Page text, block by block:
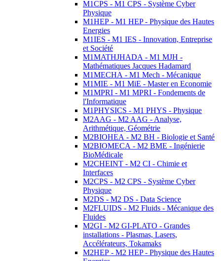
M1CPS - M1 CPS - Système Cyber
Physique
M1HEP - M1 HEP - Physique des Hautes
Energies
M1IES - M1 IES - Innovation, Entreprise
et Société
M1MATHJHADA - M1 MJH -
Mathématiques Jacques Hadamard
M1MECHA - M1 Mech - Mécanique
M1MIE - M1 MiE - Master en Economie
M1MPRI - M1 MPRI - Fondements de
l'Informatique
M1PHYSICS - M1 PHYS - Physique
M2AAG - M2 AAG - Analyse,
Arithmétique, Géométrie
M2BIOHEA - M2 BH - Biologie et Santé
M2BIOMECA - M2 BME - Ingénierie
BioMédicale
M2CHEINT - M2 CI - Chimie et
Interfaces
M2CPS - M2 CPS - Système Cyber
Physique
M2DS - M2 DS - Data Science
M2FLUIDS - M2 Fluids - Mécanique des
Fluides
M2GI - M2 GI-PLATO - Grandes
installations - Plasmas, Lasers,
Accélérateurs, Tokamaks
M2HEP - M2 HEP - Physique des Hautes